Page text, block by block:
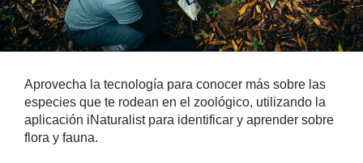
Aprovecha la tecnología para conocer más sobre las
especies que te rodean en el zoológico, utilizando la
aplicación iNaturalist para identificar y aprender sobre
flora y fauna.